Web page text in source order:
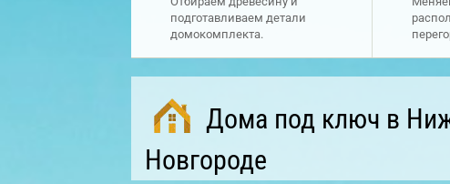
подготавливаем детали
домокомплекта.
Дома под ключ в
Новгороде